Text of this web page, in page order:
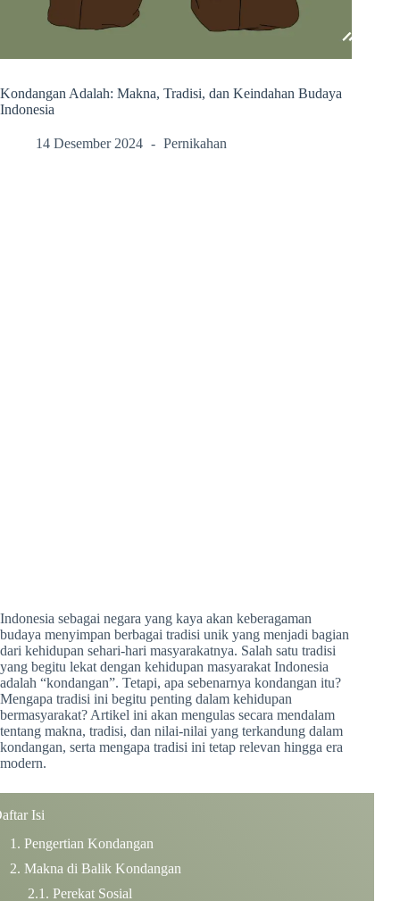
Kondangan Adalah: Makna, Tradisi, dan Keindahan Budaya
Indonesia
14 Desember 2024 Pernikahan
Indonesia sebagai negara yang kaya akan keberagaman
budaya menyimpan berbagai tradisi unik yang menjadi bagian
dari kehidupan sehari-hari masyarakatnya. Salah satu tradisi
yang begitu lekat dengan kehidupan masyarakat Indonesia
adalah “kondangan”. Tetapi, apa sebenarnya kondangan itu?
Mengapa tradisi ini begitu penting dalam kehidupan
bermasyarakat? Artikel ini akan mengulas secara mendalam
tentang makna, tradisi, dan nilai-nilai yang terkandung dalam
kondangan, serta mengapa tradisi ini tetap relevan hingga era
modern.
Isi
Pengertian Kondangan
Makna di Balik Kondangan
Perekat Sosial